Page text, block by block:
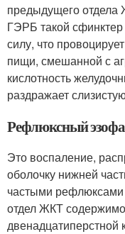
предыдущего
ГЭРБ такой
силу, что
пищи, смешанной с
кислотность
раздражает
Рефлюксный
Это воспаление,
оболочку нижней
частыми
отдел ЖКТ
двенадцатиперстной